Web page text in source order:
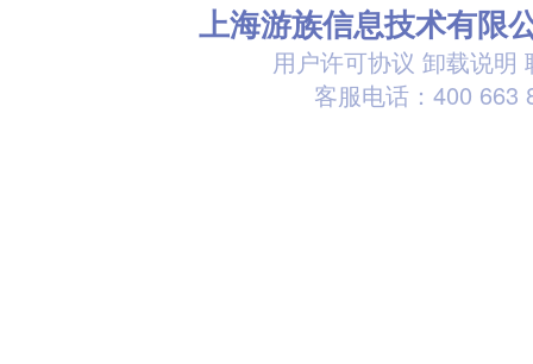
上海游族信息技术有限
用户许可协议 卸载说明
客服电话：400 663